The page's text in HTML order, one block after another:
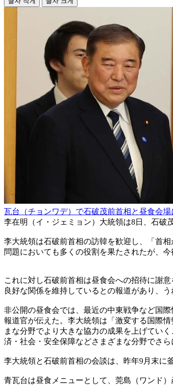
瓦台（チョンワデ）で石破茂前首相と昼食会
李在明（イ・ジェミョン）大統領は8日、石破
李大統領は石破前首相の訪韓を歓迎し、「首
問題においても多くの役割を果たされたが、
これに対し石破前首相は昼食会への招待に謝
良好な関係を維持しているとの報道があり、
非公開の昼食会では、最近の中東戦争など国
報道官が伝えた。李大統領は「激変する国際
まな分野でより大きな協力の成果を上げてい
済・社会・安全保障などさまざまな分野でさ
李大統領と石破前首相の会談は、昨年9月末に
青瓦台は昼食メニューとして、莞島（ワンド